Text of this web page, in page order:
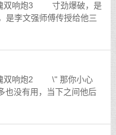
炮3 寸劲爆破，是
是李文强师傅传授给他三
但是你实力越强爆发越
响炮2 \" 那你小心
没有用，当下之间他后
身掠起，带动身体如离